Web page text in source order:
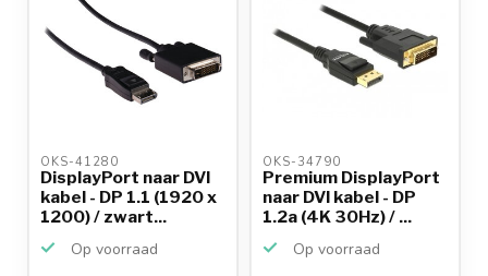
OKS-41280
DisplayPort naar DVI
kabel - DP 1.1 (1920 x
1200) / zwart...
Op voorraad
OKS-34790
Premium DisplayPort
naar DVI kabel - DP
1.2a (4K 30Hz) / ...
Op voorraad